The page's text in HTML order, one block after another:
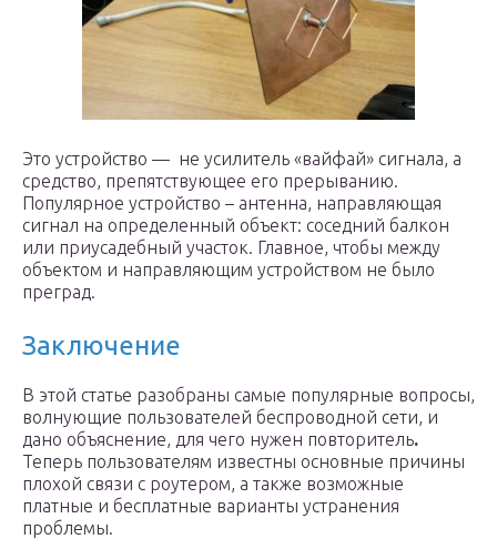
Это устройство — не усилитель «вайфай» сигнала, а
средство, препятствующее его прерыванию.
Популярное устройство – антенна, направляющая
сигнал на определенный объект: соседний балкон
или приусадебный участок. Главное, чтобы между
объектом и направляющим устройством не было
преград.
Заключение
В этой статье разобраны самые популярные вопросы,
волнующие пользователей беспроводной сети, и
дано объяснение, для чего нужен повторитель.
Теперь пользователям известны основные причины
плохой связи с роутером, а также возможные
платные и бесплатные варианты устранения
проблемы.